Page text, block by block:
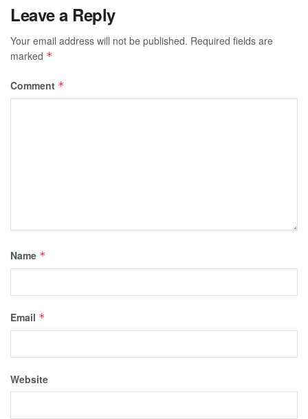
Leave a Reply
Your email address will not be published. Required fields are
marked *
Comment *
Name *
Email *
Website